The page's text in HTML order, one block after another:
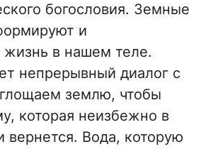
богословия. Земные
и
в нашем теле.
непрерывный диалог с
землю, чтобы
которая неизбежно в
Вода, которую